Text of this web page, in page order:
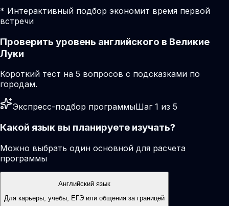
* Интерактивный подбор экономит время первой
встречи
Проверить уровень английского в Великие
Луки
Короткий тест на 5 вопросов с подсказками по
городам.
Экспресс-подбор программыШаг 1 из 5
Какой язык вы планируете изучать?
Можно выбрать один основной для расчета
программы
Английский язык
Для карьеры, учебы, ЕГЭ или общения за границей